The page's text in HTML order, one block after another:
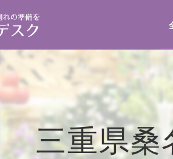
三重県桑